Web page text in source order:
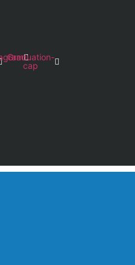
Graduation-
cap